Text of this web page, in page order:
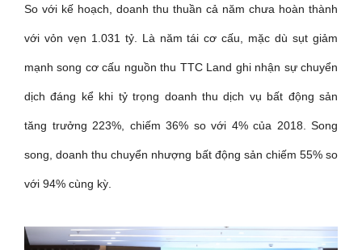
So với kế hoạch, doanh thu thuần cả năm chưa hoàn thành
với vỏn vẹn 1.031 tỷ. Là năm tái cơ cấu, mặc dù sụt giảm
mạnh song cơ cấu nguồn thu TTC Land ghi nhận sự chuyển
dịch đáng kể khi tỷ trọng doanh thu dịch vụ bất động sản
tăng trưởng 223%, chiếm 36% so với 4% của 2018. Song
song, doanh thu chuyển nhượng bất động sản chiếm 55% so
với 94% cùng kỳ.